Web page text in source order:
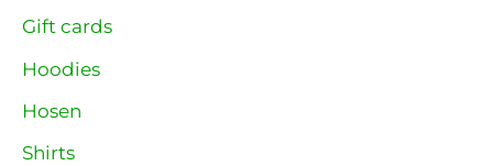
Gift cards
Hoodies
Hosen
Shirts